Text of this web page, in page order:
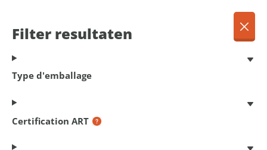
Menu
Des produits
Filter resultaten
Type d'emballage
Certification ART